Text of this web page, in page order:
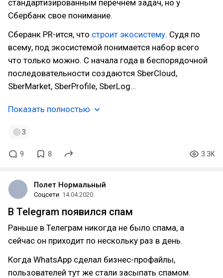
стандартизированным перечнем задач, но у
Сбербанк свое понимание.
Сберанк PR-ится, что строит экосистему. Судя по
всему, под экосистемой понимается набор всего
что только можно. С начала года в беспорядочной
последовательности создаются SberCloud,
SberMarket, SberProfile, SberLog…
Показать полностью
3
9 8 3.3K
Полет Нормальный
Соцсети 14.04.2020
В Telegram появился спам
Раньше в Телеграм никогда не было спама, а
сейчас он приходит по нескольку раз в день.
Когда WhatsApp сделал бизнес-профайлы,
пользователей тут же стали засыпать спамом.